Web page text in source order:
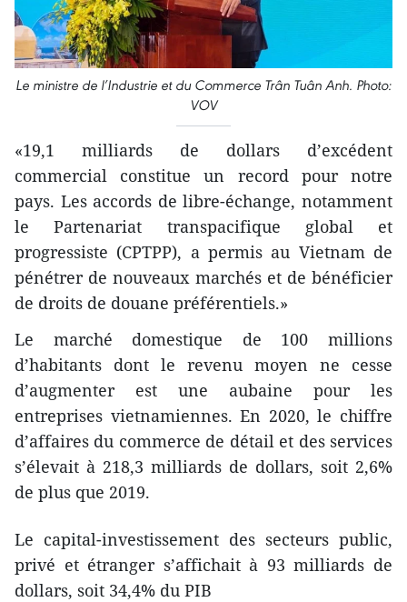
Le ministre de l’Industrie et du Commerce Trân Tuân Anh. Photo:
VOV
«19,1 milliards de dollars d’excédent
commercial constitue un record pour notre
pays. Les accords de libre-échange, notamment
le Partenariat transpacifique global et
progressiste (CPTPP), a permis au Vietnam de
pénétrer de nouveaux marchés et de bénéficier
de droits de douane préférentiels.»
Le marché domestique de 100 millions
d’habitants dont le revenu moyen ne cesse
d’augmenter est une aubaine pour les
entreprises vietnamiennes. En 2020, le chiffre
d’affaires du commerce de détail et des services
s’élevait à 218,3 milliards de dollars, soit 2,6%
de plus que 2019.
Le capital-investissement des secteurs public,
privé et étranger s’affichait à 93 milliards de
dollars, soit 34,4% du PIB